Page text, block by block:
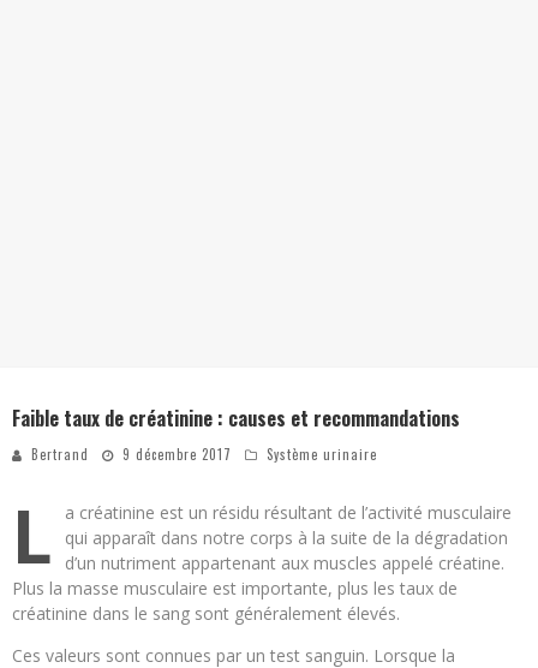
Faible taux de créatinine : causes et recommandations
Bertrand 9 décembre 2017 Système urinaire
L
a créatinine est un résidu résultant de l’activité musculaire
qui apparaît dans notre corps à la suite de la dégradation
d’un nutriment appartenant aux muscles appelé créatine.
Plus la masse musculaire est importante, plus les taux de
créatinine dans le sang sont généralement élevés.
Ces valeurs sont connues par un test sanguin. Lorsque la